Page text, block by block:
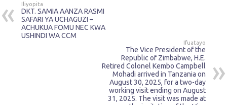
Iliyopita
DKT. SAMIA AANZA RASMI
SAFARI YA UCHAGUZI –
ACHUKUA FOMU NEC KWA
USHINDI WA CCM
Ifuatayo
The Vice President of the
Republic of Zimbabwe, H.E.
Retired Colonel Kembo Campbell
Mohadi arrived in Tanzania on
August 30, 2025, for a two-day
working visit ending on August
31, 2025. The visit was made at